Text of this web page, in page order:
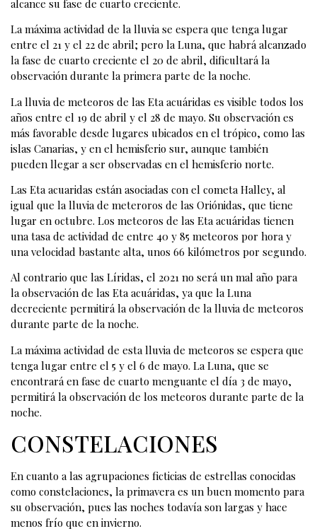
alcance su fase de cuarto creciente.
La máxima actividad de la lluvia se espera que tenga lugar
entre el 21 y el 22 de abril; pero la Luna, que habrá alcanzado
la fase de cuarto creciente el 20 de abril, dificultará la
observación durante la primera parte de la noche.
La lluvia de meteoros de las Eta acuáridas es visible todos los
años entre el 19 de abril y el 28 de mayo. Su observación es
más favorable desde lugares ubicados en el trópico, como las
islas Canarias, y en el hemisferio sur, aunque también
pueden llegar a ser observadas en el hemisferio norte.
Las Eta acuaridas están asociadas con el cometa Halley, al
igual que la lluvia de meteroros de las Oriónidas, que tiene
lugar en octubre. Los meteoros de las Eta acuáridas tienen
una tasa de actividad de entre 40 y 85 meteoros por hora y
una velocidad bastante alta, unos 66 kilómetros por segundo.
Al contrario que las Líridas, el 2021 no será un mal año para
la observación de las Eta acuáridas, ya que la Luna
decreciente permitirá la observación de la lluvia de meteoros
durante parte de la noche.
La máxima actividad de esta lluvia de meteoros se espera que
tenga lugar entre el 5 y el 6 de mayo. La Luna, que se
encontrará en fase de cuarto menguante el día 3 de mayo,
permitirá la observación de los meteoros durante parte de la
noche.
CONSTELACIONES
En cuanto a las agrupaciones ficticias de estrellas conocidas
como constelaciones, la primavera es un buen momento para
su observación, pues las noches todavía son largas y hace
menos frío que en invierno.